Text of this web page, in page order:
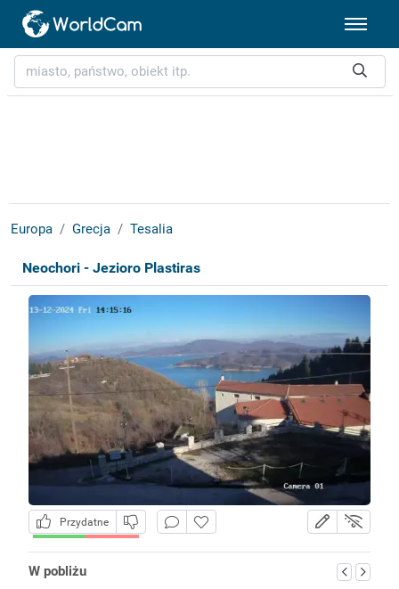
Europa Grecja Tesalia
Neochori - Jezioro Plastiras
Przydatne
W pobliżu